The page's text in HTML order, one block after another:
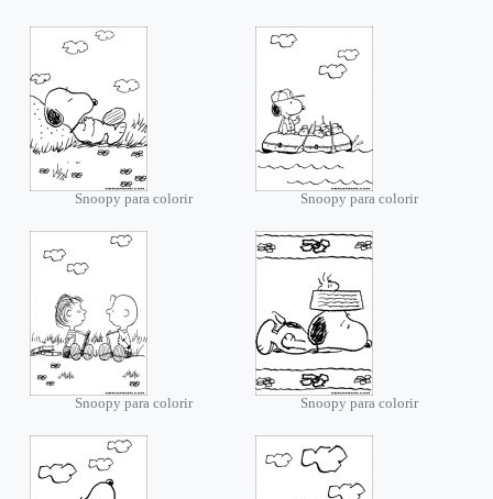
Snoopy para colorir Snoopy para colorir
Snoopy para colorir Snoopy para colorir